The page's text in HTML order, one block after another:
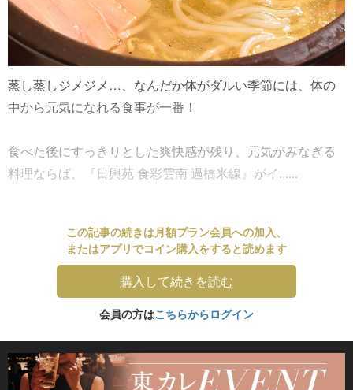
蒸し蒸しジメジメ…、なんだか体がダルい季節には、体の
中から元気になれる食事が一番！
食べた後にすっきりとした爽快感が残り、元気がみなぎる
料理ならば、『日興苑 食彩雲南 過橋米線』がイ......
この記事の続きは月額プラン会員への加入、
またはアプリでコイン購入をすると読めます
購入して続きを読む
会員の方はこちらからログイン